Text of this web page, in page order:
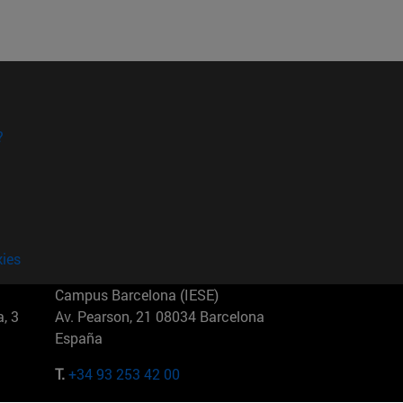
3
Campus Barcelona (IESE)
Av. Pearson, 21 08034 Barcelona
España
T.+34 93 253 42 00